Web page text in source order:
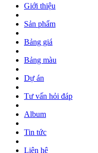
Giới thiệu
Sản phẩm
Bảng giá
Bảng màu
Dự án
Tư vấn hỏi đáp
Album
Tin tức
Liên hệ